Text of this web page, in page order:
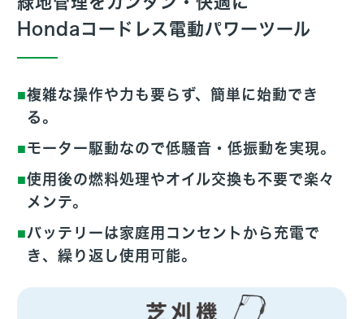
Hondaコードレス電動パワーツール
複雑な操作や力も要らず、簡単に始動でき
る。
モーター駆動なので低騒音・低振動を実現。
使用後の燃料処理やオイル交換も不要で楽々
メンテ。
バッテリーは家庭用コンセントから充電で
き、繰り返し使用可能。